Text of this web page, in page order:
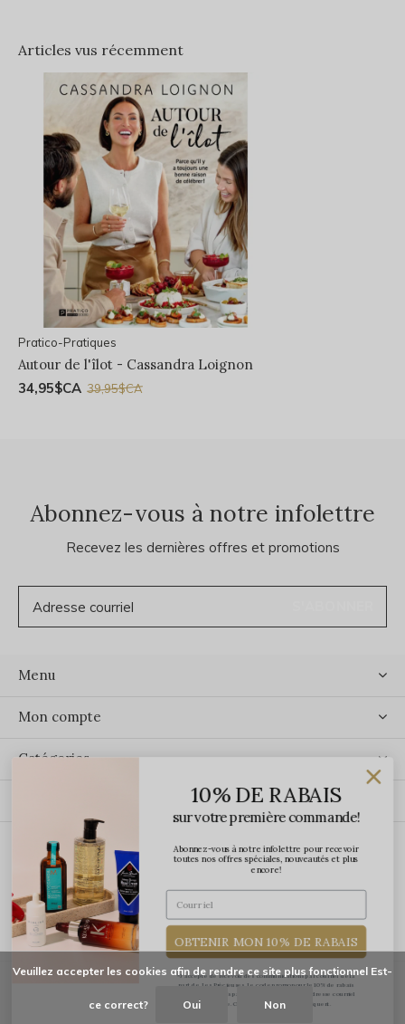
Articles vus récemment
Pratico-Pratiques
Autour de l'îlot - Cassandra Loignon
34,95$CA 39,95$CA
Abonnez-vous à notre infolettre
Recevez les dernières offres et promotions
Menu
Mon compte
Catégories
ÉCRIVEZ-NOUS
Veuillez accepter les cookies afin de rendre ce site plus fonctionnel Est-
ce correct? Oui Non
10% DE RABAIS
sur votre première commande!
Abonnez-vous à notre infolettre pour recevoir
toutes nos offres spéciales, nouveautés et plus
encore!
OBTENIR MON 10% DE RABAIS
*J'accepte de recevoir des communications par courriel de la
part de Les Précieuses. Le code promo pour le 10% de rabais
vous sera transmis par courriel une fois votre adresse courriel
confirmée. Certaines exclusions s'appliquent.